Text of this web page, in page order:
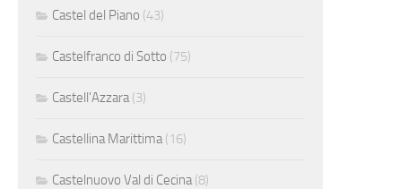
Castel del Piano (43)
Castelfranco di Sotto (75)
Castell'Azzara(3)
Castellina Marittima(16)
Castelnuovo Val di Cecina(8)